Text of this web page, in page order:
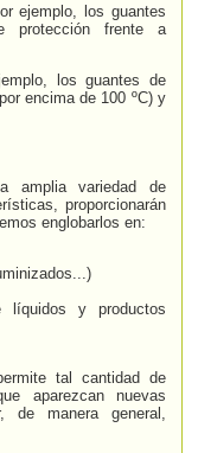
ejemplo, los guantes
protección frente a
los guantes de
encima de 100 ºC) y
amplia variedad de
proporcionarán
englobarlos en:
líquidos y productos
tal cantidad de
aparezcan nuevas
de manera general,